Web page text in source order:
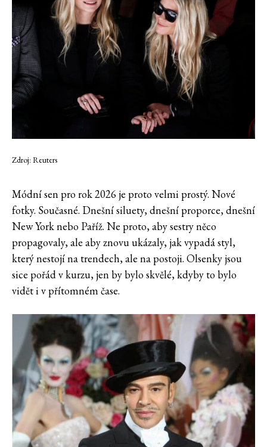
Zdroj: Reuters
Módní sen pro rok 2026 je proto velmi prostý. Nové
fotky. Současné. Dnešní siluety, dnešní proporce, dnešní
New York nebo Paříž. Ne proto, aby sestry něco
propagovaly, ale aby znovu ukázaly, jak vypadá styl,
který nestojí na trendech, ale na postoji. Olsenky jsou
sice pořád v kurzu, jen by bylo skvělé, kdyby to bylo
vidět i v přítomném čase.